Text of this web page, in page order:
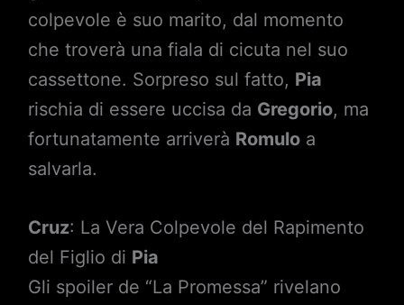
colpevole è suo marito, dal momento
che troverà una fiala di cicuta nel suo
cassettone. Sorpreso sul fatto, Pia
rischia di essere uccisa da Gregorio, ma
fortunatamente arriverà Romuloa
salvarla.
Cruz: La Vera Colpevole del Rapimento
del Figlio di Pia
Gli spoiler de “La Promessa” rivelano